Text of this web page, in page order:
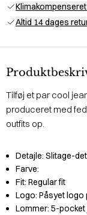
Altid 14 dages
Tilføj et par cool
produceret med
outfits op.
Detajle: Slitage-
Farve:
Fit: Regular fit
Logo: Påsyet logo
Lommer: 5-pocket